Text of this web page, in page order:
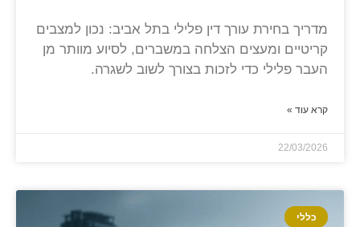
מדריך בחירת עורך דין פלילי בתל אביב: נכון למצבים
קריטיים ומעצים הצלחה במשברים, לסיוע מוותר מן
העבר פלילי כדי לזכות בצורך לשוב לשגרה.
קרא עוד »
22/03/2026
כללי